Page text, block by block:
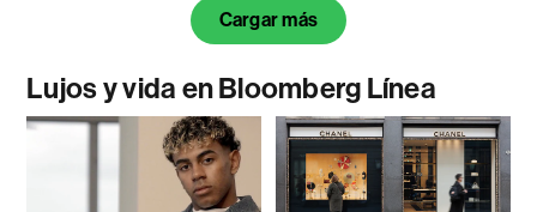
Cargar más
Lujos y vida en Bloomberg Línea